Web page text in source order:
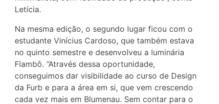
Letícia.
Na mesma edição, o segundo lugar ficou com o
estudante Vinícius Cardoso, que também estava
no quinto semestre e desenvolveu a luminária
Flambô. “Através dessa oportunidade,
conseguimos dar visibilidade ao curso de Design
da Furb e para a área em si, que vem crescendo
cada vez mais em Blumenau. Sem contar para o